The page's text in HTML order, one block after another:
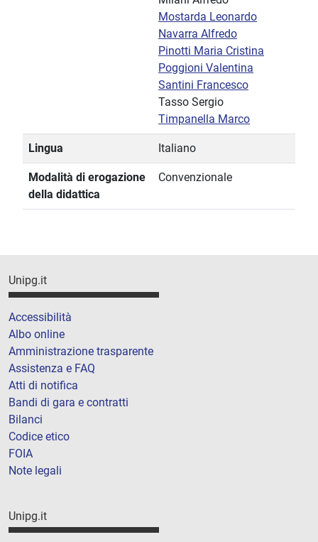
Mostarda Leonardo
Navarra Alfredo
Pinotti Maria Cristina
Poggioni Valentina
Santini Francesco
Tasso Sergio
Timpanella Marco
Lingua Italiano
Modalità di erogazione
della didattica
Convenzionale
Unipg.it
Accessibilità
Albo online
Amministrazione trasparente
Assistenza e FAQ
Atti di notifica
Bandi di gara e contratti
Bilanci
Codice etico
FOIA
Note legali
Unipg.it